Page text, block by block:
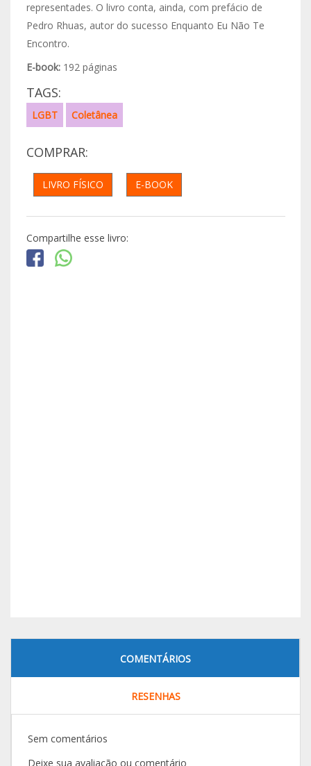
representades. O livro conta, ainda, com prefácio de
Pedro Rhuas, autor do sucesso Enquanto Eu Não Te
Encontro.
E-book:192 páginas
TAGS:
LGBT Coletânea
COMPRAR:
LIVRO FÍSICO E-BOOK
Compartilhe esse livro:
COMENTÁRIOS
RESENHAS
Sem comentários
Deixe sua avaliação ou comentário